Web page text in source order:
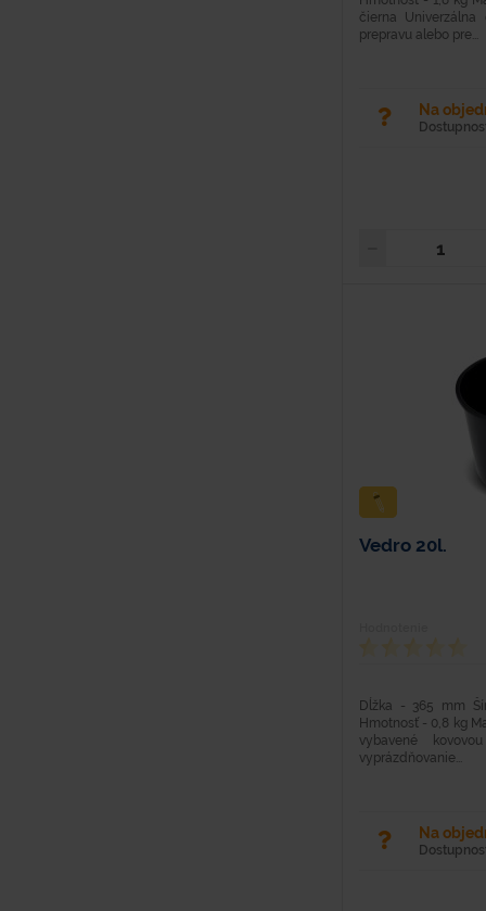
čierna Univerzálna
prepravu alebo pre...
Na
Vedro 20l.
Dĺžka - 365 mm
Hmotnosť - 0,8 kg
vybavené
vyprázdňovanie...
Na